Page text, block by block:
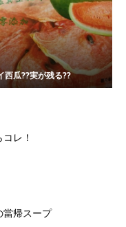
西瓜??実が残る??
レ！
當帰スープ